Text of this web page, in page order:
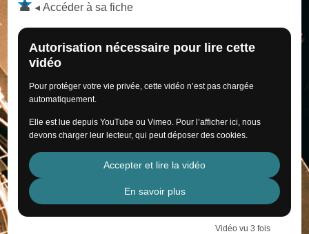
Accéder à sa fiche
Autorisation nécessaire pour lire cette
vidéo
Pour protéger votre vie privée, cette vidéo n’est pas chargée
automatiquement.
Elle est lue depuis YouTube ou Vimeo. Pour l’afficher ici, nous
devons charger leur lecteur, qui peut déposer des cookies.
Accepter et lire la vidéo
En savoir plus
Vidéo vu 3 fois